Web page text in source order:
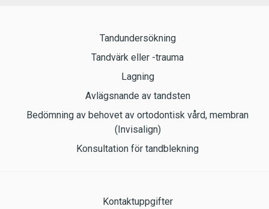
Tandundersökning
Tandvärk eller -trauma
Lagning
Avlägsnande av tandsten
Bedömning av behovet av ortodontisk vård, membran
(Invisalign)
Konsultation för tandblekning
Kontaktuppgifter